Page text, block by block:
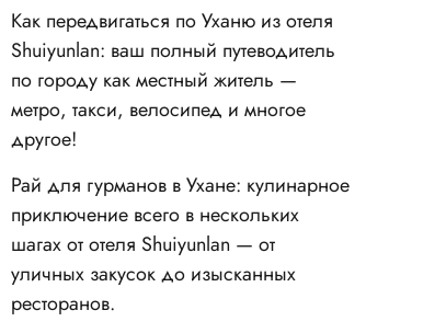
Как передвигаться по Уханю из отеля
Shuiyunlan: ваш полный путеводитель
по городу как местный житель —
метро, такси, велосипед и многое
другое!
Рай для гурманов в Ухане: кулинарное
приключение всего в нескольких
шагах от отеля Shuiyunlan — от
уличных закусок до изысканных
ресторанов.